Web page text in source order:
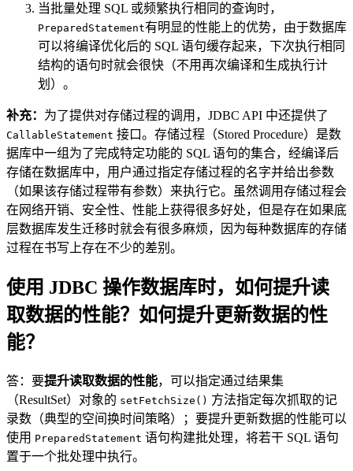
当批量处理 SQL 或频繁执行相同的查询时，
PreparedStatement有明显的性能上的优势，由于数据库
可以将编译优化后的 SQL 语句缓存起来，下次执行相同
结构的语句时就会很快（不用再次编译和生成执行计
划）。
补充： 为了提供对存储过程的调用，JDBC API 中还提供了
CallableStatement 接口。存储过程（Stored Procedure）是数
据库中一组为了完成特定功能的 SQL 语句的集合，经编译后
存储在数据库中，用户通过指定存储过程的名字并给出参数
（如果该存储过程带有参数）来执行它。虽然调用存储过程会
在网络开销、安全性、性能上获得很多好处，但是存在如果底
层数据库发生迁移时就会有很多麻烦，因为每种数据库的存储
过程在书写上存在不少的差别。
使用 JDBC 操作数据库时，如何提升读
取数据的性能？如何提升更新数据的性
能？
答：要提升读取数据的性能，可以指定通过结果集
（ResultSet）对象的 setFetchSize() 方法指定每次抓取的记
录数（典型的空间换时间策略）；要提升更新数据的性能可以
使用 PreparedStatement 语句构建批处理，将若干 SQL 语句
置于一个批处理中执行。